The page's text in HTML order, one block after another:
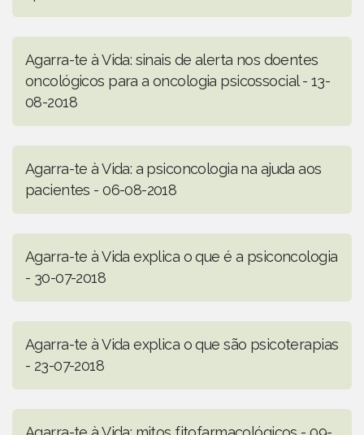
Agarra-te à Vida: sinais de alerta nos doentes
oncológicos para a oncologia psicossocial - 13-
08-2018
Agarra-te à Vida: a psiconcologia na ajuda aos
pacientes - 06-08-2018
Agarra-te à Vida explica o que é a psiconcologia
- 30-07-2018
Agarra-te à Vida explica o que são psicoterapias
- 23-07-2018